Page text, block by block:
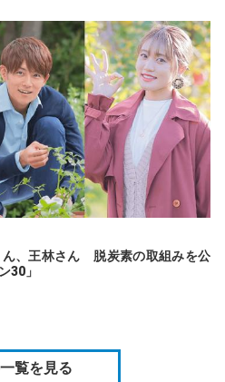
、王林さん　脱炭素の取組みを公
30」
覧を見る